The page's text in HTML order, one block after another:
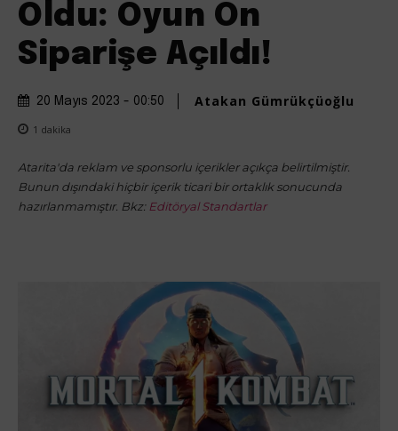
Oldu: Oyun Ön
Siparişe Açıldı!
20 Mayıs 2023 - 00:50 Atakan Gümrükçüoğlu
1 dakika
Atarita'da reklam ve sponsorlu içerikler açıkça belirtilmiştir.
Bunun dışındaki hiçbir içerik ticari bir ortaklık sonucunda
hazırlanmamıştır. Bkz: Editöryal Standartlar